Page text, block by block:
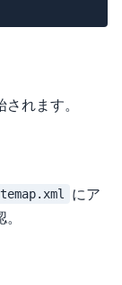
れます。
にア